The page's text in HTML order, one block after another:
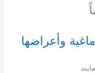
وأعراضها